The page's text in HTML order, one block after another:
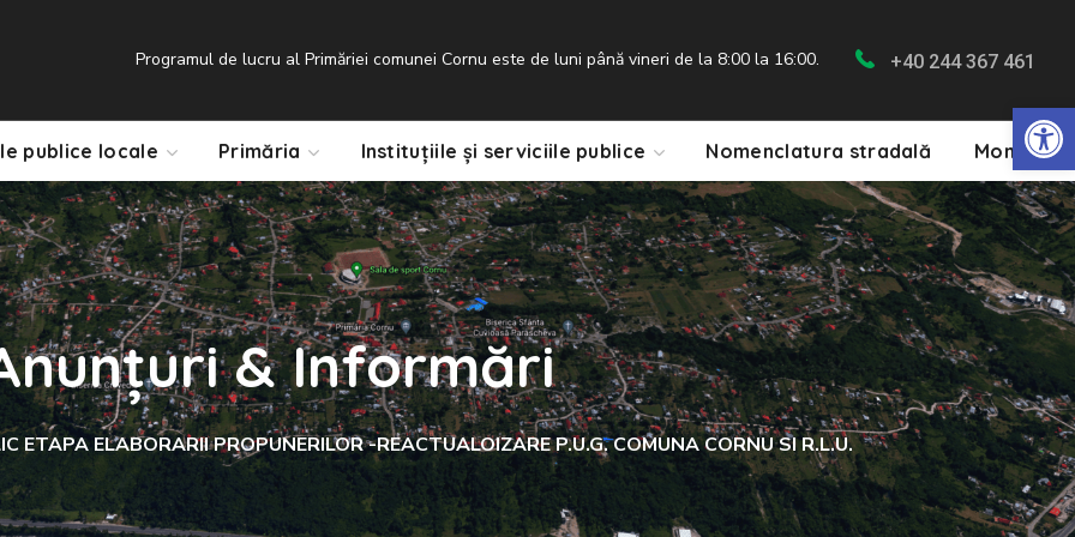
Programul de lucru al Primăriei comunei Cornu este de luni până vineri de la 8:00 la 16:00. +40 244 367 461
publice locale Primăria Instituțiile și serviciile publice Nomenclatura stradală Monitorul
& Informări
ETAPA ELABORARII PROPUNERILOR -REACTUALOIZARE P.U.G. COMUNA CORNU SI R.L.U.